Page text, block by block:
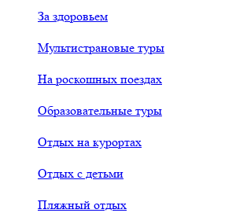
За здоровьем
Мультистрановые туры
На роскошных поездах
Образовательные туры
Отдых на курортах
Отдых с детьми
Пляжный отдых